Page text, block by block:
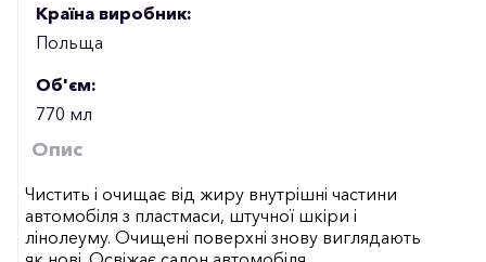
Країна виробник:
Польща
Об'єм:
770 мл
Опис
Чистить і очищає від жиру внутрішні частини
автомобіля з пластмаси, штучної шкіри і
лінолеуму. Очищені поверхні знову виглядають